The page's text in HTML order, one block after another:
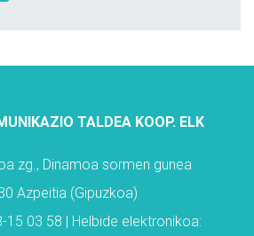
TALDEA KOOP. ELK
zg., Dinamoa sormen gunea
Azpeitia (Gipuzkoa)
15 03 58 | Helbide elektronikoa: